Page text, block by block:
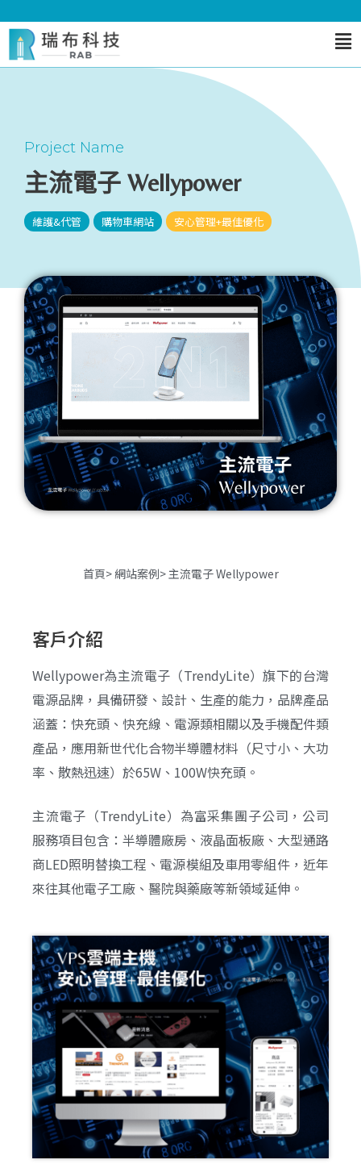
Project Name
主流電子 Wellypower
維護&代管 購物車網站 安心管理+最佳優化
首頁> 網站案例> 主流電子 Wellypower
客戶介紹
Wellypower為主流電子（TrendyLite）旗下的台灣
電源品牌，具備研發、設計、生產的能力，品牌產品
涵蓋：快充頭、快充線、電源類相關以及手機配件類
產品，應用新世代化合物半導體材料（尺寸小、大功
率、散熱迅速）於65W、100W快充頭。
主流電子（TrendyLite）為富采集團子公司，公司
服務項目包含：半導體廠房、液晶面板廠、大型通路
商LED照明替換工程、電源模組及車用零組件，近年
來往其他電子工廠、醫院與藥廠等新領域延伸。